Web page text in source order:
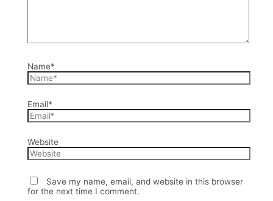
Name*
Email*
Website
Save my name, email, and website in this browser
for the next time I comment.